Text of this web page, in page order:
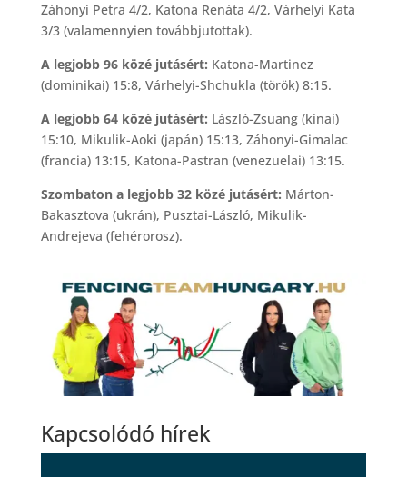
Záhonyi Petra 4/2, Katona Renáta 4/2, Várhelyi Kata
3/3 (valamennyien továbbjutottak).
A legjobb 96 közé jutásért: Katona-Martinez
(dominikai) 15:8, Várhelyi-Shchukla (török) 8:15.
A legjobb 64 közé jutásért: László-Zsuang (kínai)
15:10, Mikulik-Aoki (japán) 15:13, Záhonyi-Gimalac
(francia) 13:15, Katona-Pastran (venezuelai) 13:15.
Szombaton a legjobb 32 közé jutásért: Márton-
Bakasztova (ukrán), Pusztai-László, Mikulik-
Andrejeva (fehérorosz).
Kapcsolódó hírek